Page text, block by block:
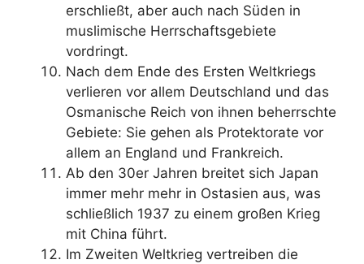
erschließt, aber auch nach Süden in
muslimische Herrschaftsgebiete
vordringt.
Nach dem Ende des Ersten Weltkriegs
verlieren vor allem Deutschland und das
Osmanische Reich von ihnen beherrschte
Gebiete: Sie gehen als Protektorate vor
allem an England und Frankreich.
Ab den 30er Jahren breitet sich Japan
immer mehr mehr in Ostasien aus, was
schließlich 1937 zu einem großen Krieg
mit China führt.
Im Zweiten Weltkrieg vertreiben die